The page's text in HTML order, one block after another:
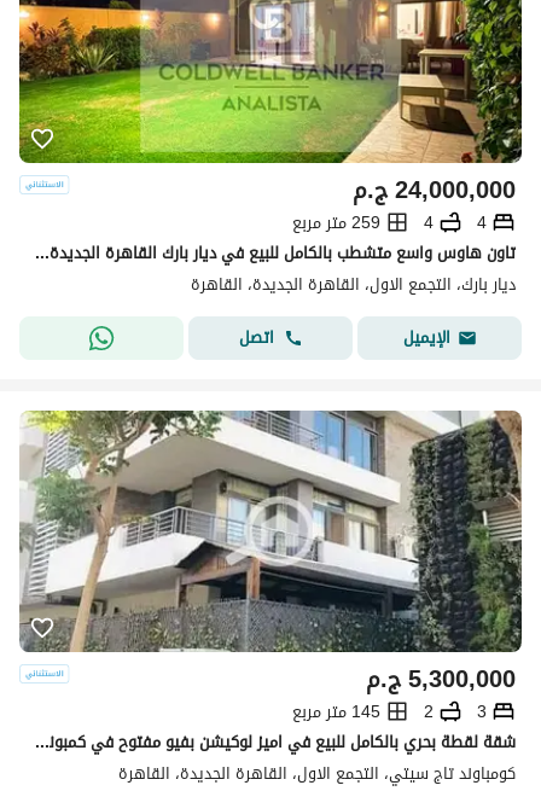
ج.م24,000,000
4
4
259 متر مربع
تاون هاوس واسع متشطب بالكامل للبيع في ديار بارك القاهرة الجديدة – موقع مميز، جاهز للاستلام، 4 غرف نوم، السعر قابل للتفاوض
ديار بارك، التجمع الاول، القاهرة الجديدة، القاهرة
الإيميل
اتصل
ج.م5,300,000
3
2
145 متر مربع
شقة لقطة بحري بالكامل للبيع في اميز لوكيشن بفيو مفتوح في كمبوند تاج سيتي
كومباوند تاج سيتي، التجمع الاول، القاهرة الجديدة، القاهرة